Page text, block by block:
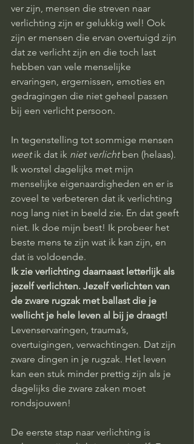
ver zijn, mensen die streven naar
verlichting zijn er gelukkig wel! Ook
zijn er mensen die ervan overtuigd zijn
dat ze verlicht zijn en die toch last
hebben van vele menselijke
ervaringen, ergernissen, emoties en
gedragingen die niet geheel passen
bij een verlicht persoon.
In tegenstelling tot sommige mensen
weet ik dat ik niet verlicht ben (helaas).
Ik worstel dagelijks met mijn
menselijke eigenaardigheden en er is
zoveel te verbeteren dat ik verlichting
nog lang niet in beeld zie. En dat geeft
niet. Ik doe mijn best! Ik probeer het
beste mens te zijn wat ik kan zijn, en
dat is voldoende.
Ik zie verlichting daarnaast letterlijk als
jezelf verlichten. Jezelf verlichten van
de zware rugzak met ballast die je
wellicht je hele leven al bij je draagt!
Levenservaringen, trauma’s,
overtuigingen, verwachtingen. Dat zijn
zware dingen in je rugzak. Het leven
kan een stuk minder prettig zijn als je
dagelijks die zware zaken moet
rondsjouwen!
De eerste stap naar verlichting is